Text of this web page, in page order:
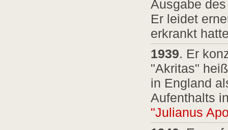
Ausgabe
Er leidet
erkrankt
1939. Er
"Akritas"
in England
Aufenthalts
"Julianus